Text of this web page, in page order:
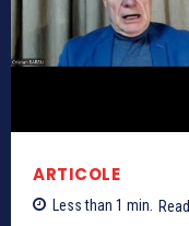
ARTICOLE
Less than 1 min. Read